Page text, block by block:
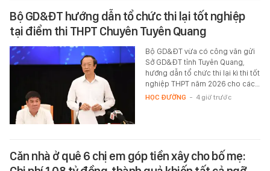
Bộ GD&ĐT hướng dẫn tổ chức thi lại tốt nghiệp
tại điểm thi THPT Chuyên Tuyên Quang
Bộ GD&ĐT vừa có công văn gửi
Sở GD&ĐT tỉnh Tuyên Quang,
hướng dẫn tổ chức thi lại kì thi tốt
nghiệp THPT năm 2026 cho các…
HỌC ĐƯỜNG - 4 giờ trước
Căn nhà ở quê 6 chị em góp tiền xây cho bố mẹ: